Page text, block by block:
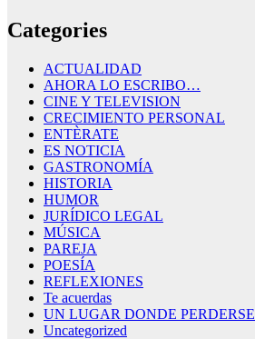
Categories
ACTUALIDAD
AHORA LO ESCRIBO…
CINE Y TELEVISION
CRECIMIENTO PERSONAL
ENTÈRATE
ES NOTICIA
GASTRONOMÍA
HISTORIA
HUMOR
JURÍDICO LEGAL
MÚSICA
PAREJA
POESÍA
REFLEXIONES
Te acuerdas
UN LUGAR DONDE PERDERSE
Uncategorized